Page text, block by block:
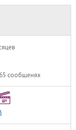
сообщенях